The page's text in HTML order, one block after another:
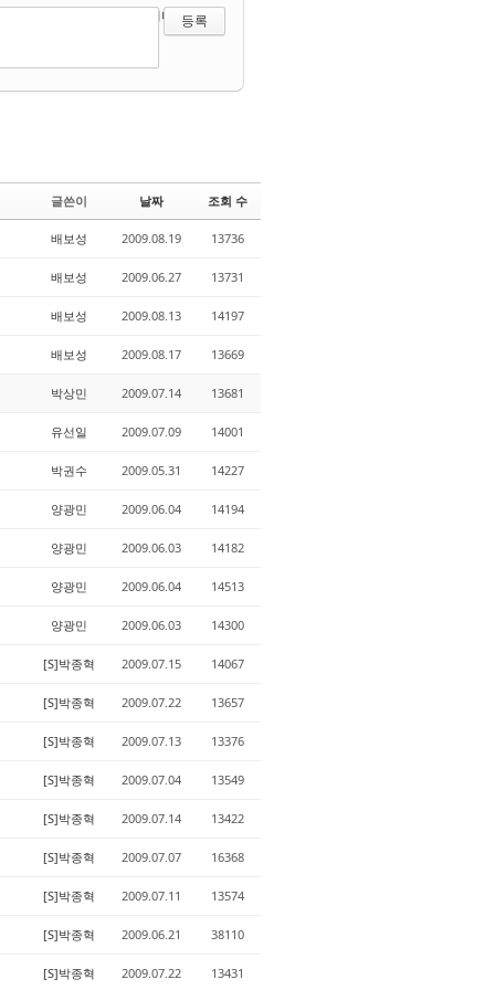
에디터 선택하기
글쓴이 날짜 조회 수
배보성 2009.08.19 13736
배보성 2009.06.27 13731
배보성 2009.08.13 14197
배보성 2009.08.17 13669
박상민 2009.07.14 13681
유선일 2009.07.09 14001
박권수 2009.05.31 14227
양광민 2009.06.04 14194
양광민 2009.06.03 14182
양광민 2009.06.04 14513
양광민 2009.06.03 14300
[S]박종혁 2009.07.15 14067
[S]박종혁 2009.07.22 13657
[S]박종혁 2009.07.13 13376
[S]박종혁 2009.07.04 13549
[S]박종혁 2009.07.14 13422
[S]박종혁 2009.07.07 16368
[S]박종혁 2009.07.11 13574
[S]박종혁 2009.06.21 38110
[S]박종혁 2009.07.22 13431